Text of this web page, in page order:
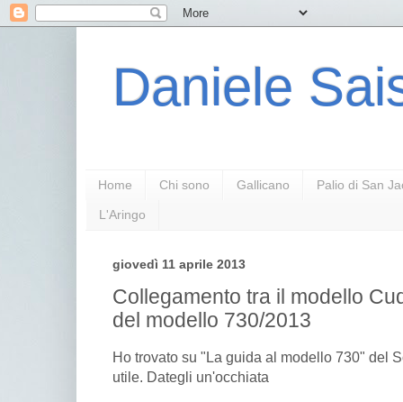
Daniele
Home Chi sono Gallicano Palio di San
L'Aringo
giovedì 11 aprile 2013
Collegamento tra il modello
del modello 730/2013
Ho trovato su "La guida al modello 730" del
utile. Dategli un'occhiata